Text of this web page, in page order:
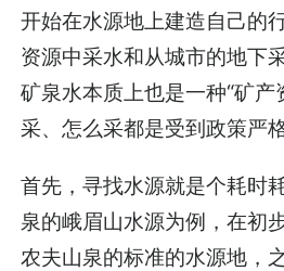
开始在水源地上建造自己
资源中采水和从城市的地下
矿泉水本质上也是一种“矿产
采、怎么采都是受到政策严
首先，寻找水源就是个耗时
泉的峨眉山水源为例，在初
农夫山泉的标准的水源地，